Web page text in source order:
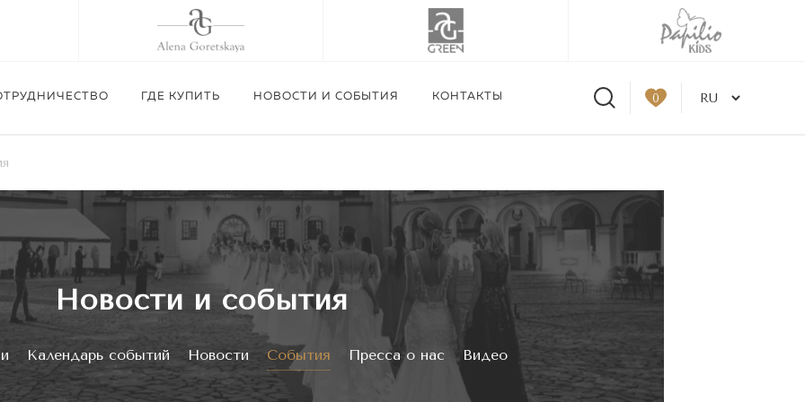
Подробнее
Изготовление корсетов под заказ
Подробнее
ГДЕ КУПИТЬ НОВОСТИ И СОБЫТИЯ
Приглашаем посетить шоу-рум Alena Goretskaya в Москве 31.08-
02.09.26 г.
Подробнее
КОНТАКТЫ 0
Новости и события
Календарь событий Новости События Пресса о нас Видео